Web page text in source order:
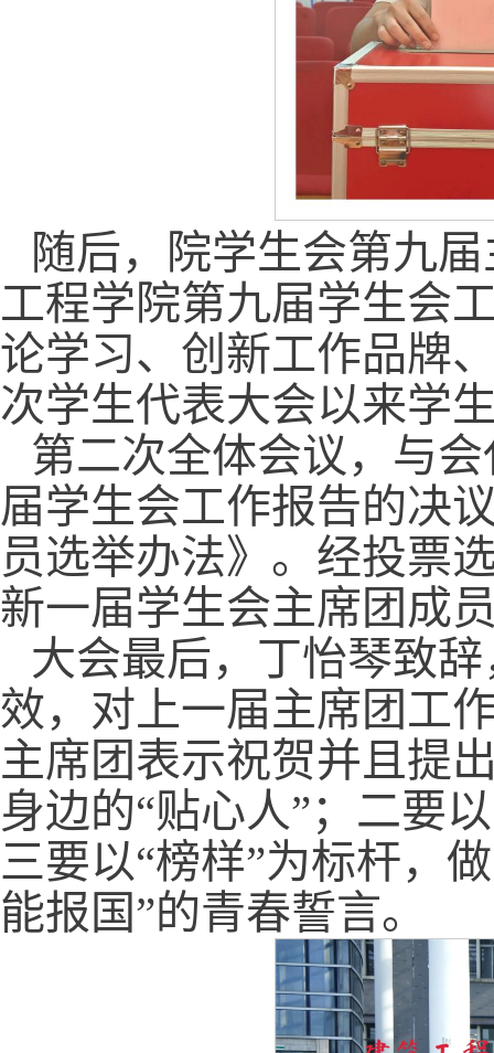
随后，院学生会第九
工程学院第九届学生会
论学习、创新工作品牌
次学生代表大会以来学
第二次全体会议，与
届学生会工作报告的决
员选举办法》。经投票
新一届学生会主席团成
大会最后，丁怡琴致
效，对上一届主席团工
主席团表示祝贺并且提
身边的“贴心人”；二要
三要以“榜样”为标杆，
能报国”的青春誓言。